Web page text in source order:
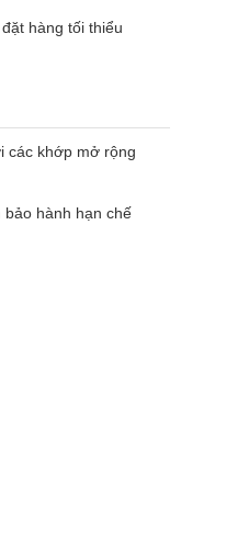
hàng tối thiểu
các khớp mở rộng
bảo hành hạn chế